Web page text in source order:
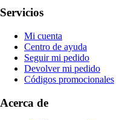
Servicios
Mi cuenta
Centro de ayuda
Seguir mi pedido
Devolver mi pedido
Códigos promocionales
Acerca de